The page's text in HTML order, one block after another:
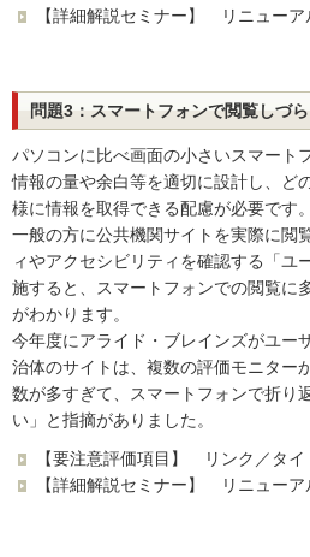
【詳細解説セミナー】 リニュー
問題3：スマートフォンで閲覧しづ
パソコンに比べ画面の小さいスマート
情報の量や余白等を適切に設計し、ど
様に情報を取得できる配慮が必要です。
一般の方に公共機関サイトを実際に閲
ィやアクセシビリティを確認する「ユ
施すると、スマートフォンでの閲覧に
がわかります。
今年度にアライド・ブレインズがユー
治体のサイトは、複数の評価モニター
数が多すぎて、スマートフォンで折り
い」と指摘がありました。
【要注意評価項目】 リンク／タイ
【詳細解説セミナー】 リニュー